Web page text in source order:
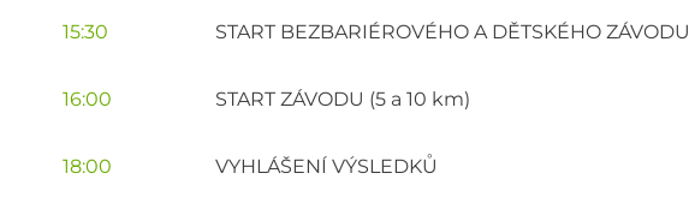
15:30 START BEZBARIÉROVÉHO A DĚTSKÉHO ZÁVODU
16:00 START ZÁVODU (5 a 10 km)
18:00 VYHLÁŠENÍ VÝSLEDKŮ